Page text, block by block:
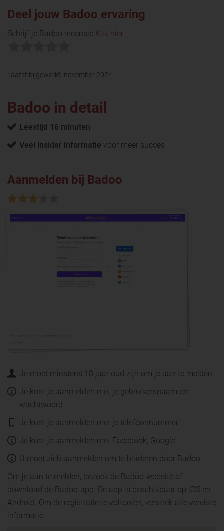
Deel jouw Badoo ervaring
Schrijf je Badoo recensie Klik hier
Laatst bijgewerkt: november 2024
Badoo in detail
Leestijd 16 minuten
Veel insider informatie voor meer succes
Aanmelden bij Badoo
Je moet minstens 18 jaar oud zijn om je aan te melden
Je kunt je aanmelden met je gebruikersnaam en
wachtwoord
Je kunt je aanmelden met je telefoonnummer
Je kunt je aanmelden met Facebook, Google
U moet zich aanmelden om te bladeren door Badoo
Om je aan te melden, bezoek de Badoo-website of
download de Badoo-app. De app is beschikbaar op iOS en
Android. Om de registratie te voltooien, verstrek alle vereiste
informatie.